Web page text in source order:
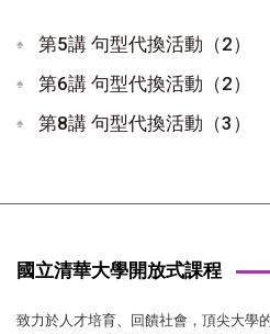
第5講 句型代換活動（2）
第6講 句型代換活動（2）
第8講 句型代換活動（3）
國立清華大學開放式課程
致力於人才培育、回饋社會，頂尖大學